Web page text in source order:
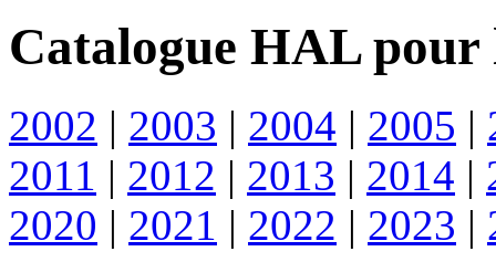
Catalogue HAL pour
2002 | 2003 | 2004 | 2005 |
2011 | 2012 | 2013 | 2014 |
2020 | 2021 | 2022 | 2023 |